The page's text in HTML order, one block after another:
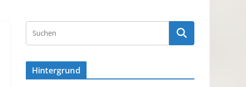
Hintergrund